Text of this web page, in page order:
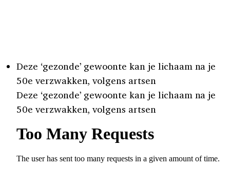
Deze ‘gezonde’ gewoonte kan je lichaam na je
50e verzwakken, volgens artsen
Deze ‘gezonde’ gewoonte kan je lichaam na je
50e verzwakken, volgens artsen